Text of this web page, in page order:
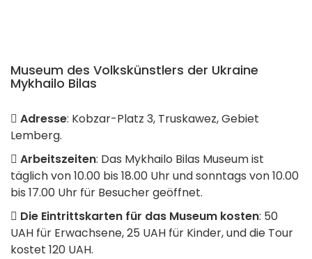
Museum des Volkskünstlers der Ukraine
Mykhailo Bilas
Adresse: Kobzar-Platz 3, Truskawez, Gebiet
Lemberg.
Arbeitszeiten: Das Mykhailo Bilas Museum ist
täglich von 10.00 bis 18.00 Uhr und sonntags von 10.00
bis 17.00 Uhr für Besucher geöffnet.
Die Eintrittskarten für das Museum kosten: 50
UAH für Erwachsene, 25 UAH für Kinder, und die Tour
kostet 120 UAH.